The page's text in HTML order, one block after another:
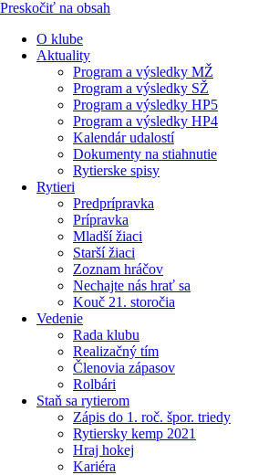
Preskočiť na obsah
O klube
Aktuality
Program a výsledky MŽ
Program a výsledky SŽ
Program a výsledky HP5
Program a výsledky HP4
Kalendár udalostí
Dokumenty na stiahnutie
Rytierske spisy
Rytieri
Predprípravka
Prípravka
Mladší žiaci
Starší žiaci
Zoznam hráčov
Nechajte nás hrať sa
Kouč 21. storočia
Vedenie
Rada klubu
Realizačný tím
Členovia zápasov
Rolbári
Staň sa rytierom
Zápis do 1. roč. špor. triedy
Rytiersky kemp 2021
Hraj hokej
Kariéra